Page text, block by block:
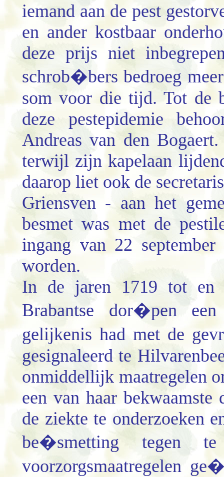
iemand aan de pest
en ander kostbaar
deze prijs niet
schrob�bers bedroeg
som voor die tijd. Tot de
deze pestepidemie
Andreas van den
terwijl zijn kapelaan
daarop liet ook de
Griensven - aan het
besmet was met de
ingang van 22 september
worden.
In de jaren 1719 tot en
Brabantse dor�pen
gelijkenis had met de
gesignaleerd te
onmiddellijk maatregelen
een van haar bekwaamste
de ziekte te onderzoeken
be�smetting tegen
voorzorgsmaatregelen